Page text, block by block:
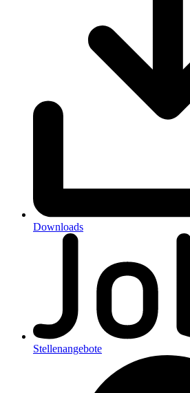
Downloads
Stellenangebote